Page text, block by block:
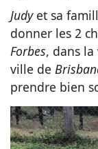
Judyet sa
donner les 2
Forbes, dans la
ville de
prendre bien